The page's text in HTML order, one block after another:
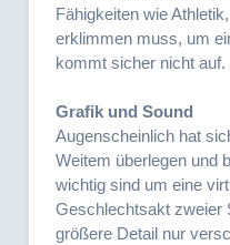
Fähigkeiten wie
erklimmen muss, um
kommt sicher nicht auf.
Grafik und Sound
Augenscheinlich hat
Weitem überlegen und
wichtig sind um eine
Geschlechtsakt zweier
größere Detail nur